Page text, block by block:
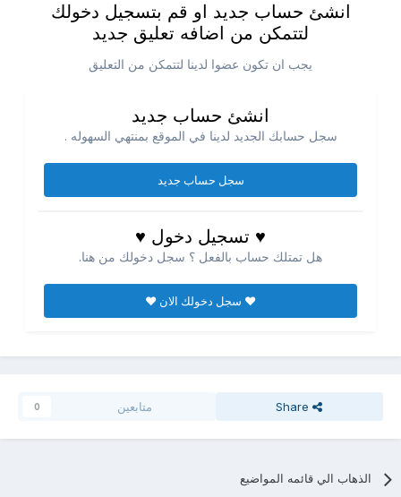
انشئ حساب جديد او قم بتسجيل دخولك
لتتمكن من اضافه تعليق جديد
يجب ان تكون عضوا لدينا لتتمكن من التعليق
انشئ حساب جديد
سجل حسابك الجديد لدينا في الموقع بمنتهي السهوله .
سجل حساب جديد
♥ تسجيل دخول ♥
هل تمتلك حساب بالفعل ؟ سجل دخولك من هنا.
♥ سجل دخولك الان ♥
Share متابعين 0
الذهاب الي قائمه المواضيع